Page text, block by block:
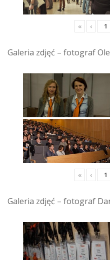
« ‹
Galeria zdjęć – fotograf
« ‹
Galeria zdjęć – fotograf